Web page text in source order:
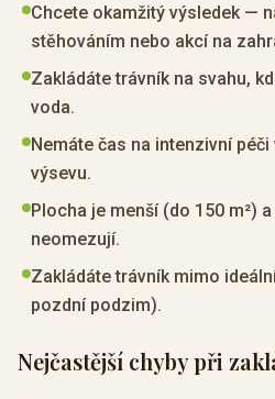
Chcete okamžitý výsledek —
stěhováním nebo akcí na
Zakládáte trávník na svahu,
voda.
Nemáte čas na intenzivní
výsevu.
Plocha je menší (do 150 m²)
neomezují.
Zakládáte trávník mimo
pozdní podzim).
Nejčastější chyby při